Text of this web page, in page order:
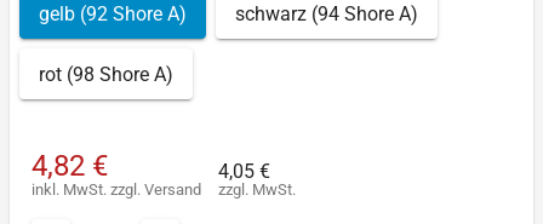
gelb (92 Shore A) schwarz (94 Shore A)
rot (98 Shore A)
4,82 €
inkl. MwSt. zzgl. Versand
4,05 €
zzgl. MwSt.